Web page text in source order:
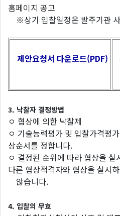
홈페이지 공고
※상기 입찰일정은 발주기관
제안요청서 다운로드(PDF)
3. 낙찰자 결정방법
ㅇ 협상에 의한 낙찰제
ㅇ 기술능력평가 및 입찰가격평
상순서를 정합니다.
ㅇ 결정된 순위에 따라 협상을
다른 협상적격자와 협상을 실시
않습니다.
4. 입찰의 무효